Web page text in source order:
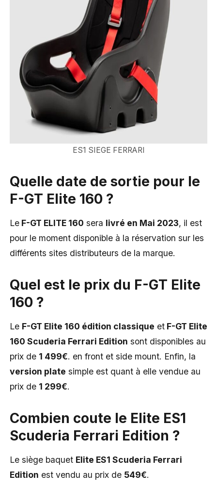
ES1 SIEGE FERRARI
Quelle date de sortie pour le
F-GT Elite 160 ?
Le F-GT ELITE 160 sera livré en Mai 2023, il est
pour le moment disponible à la réservation sur les
différents sites distributeurs de la marque.
Quel est le prix du F-GT Elite
160 ?
Le F-GT Elite 160 édition classique et F-GT Elite
160 Scuderia Ferrari Edition sont disponibles au
prix de 1 499€. en front et side mount. Enfin, la
version plate simple est quant à elle vendue au
prix de 1 299€.
Combien coute le Elite ES1
Scuderia Ferrari Edition ?
Le siège baquet Elite ES1 Scuderia Ferrari
Edition est vendu au prix de 549€.